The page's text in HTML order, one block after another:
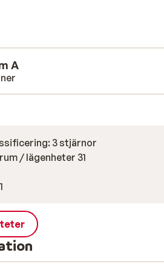
inget bättre sätt att börja en
eftersom det finns gott om val
A
3 stjärnor
/ lägenheter 31